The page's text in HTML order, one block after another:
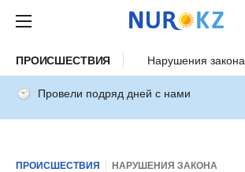
ПРОИСШЕСТВИЯ Нарушения закона
Провели подряд дней с нами
ПРОИСШЕСТВИЯ НАРУШЕНИЯ ЗАКОНА